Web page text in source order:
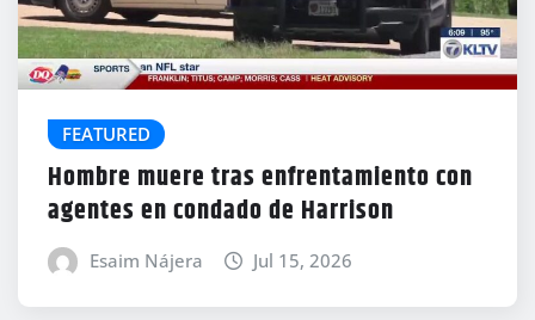
FEATURED
Hombre muere tras enfrentamiento con
agentes en condado de Harrison
Esaim Nájera Jul 15, 2026